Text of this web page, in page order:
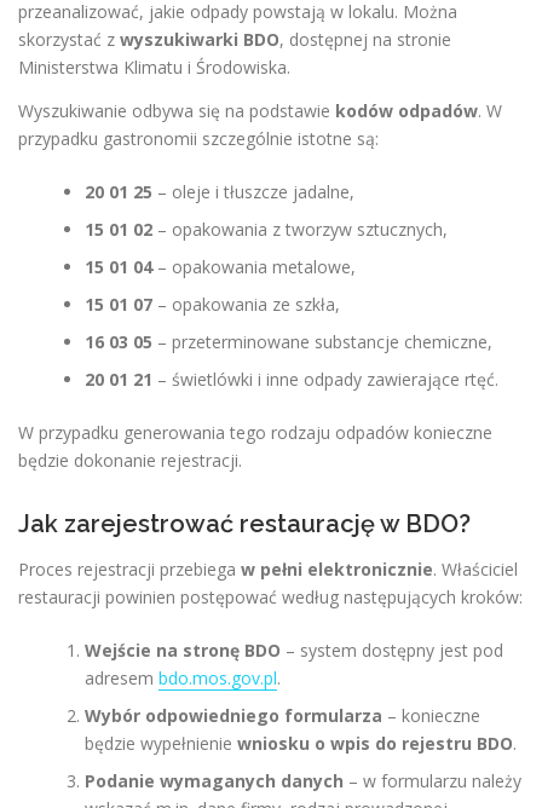
przeanalizować, jakie odpady powstają w lokalu. Można
skorzystać z wyszukiwarki BDO, dostępnej na stronie
Ministerstwa Klimatu i Środowiska.
Wyszukiwanie odbywa się na podstawie kodów odpadów. W
przypadku gastronomii szczególnie istotne są:
20 01 25 – oleje i tłuszcze jadalne,
15 01 02 – opakowania z tworzyw sztucznych,
15 01 04– opakowania metalowe,
15 01 07 – opakowania ze szkła,
16 03 05 – przeterminowane substancje chemiczne,
20 01 21 – świetlówki i inne odpady zawierające rtęć.
W przypadku generowania tego rodzaju odpadów konieczne
będzie dokonanie rejestracji.
Jak zarejestrować restaurację w BDO?
Proces rejestracji przebiega w pełni elektronicznie. Właściciel
restauracji powinien postępować według następujących kroków:
Wejście na stronę BDO – system dostępny jest pod
adresem bdo.mos.gov.pl.
Wybór odpowiedniego formularza – konieczne
będzie wypełnienie wniosku o wpis do rejestru BDO.
Podanie wymaganych danych – w formularzu należy